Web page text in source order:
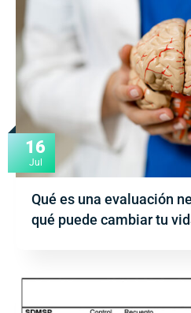
16
Jul
Qué es una evaluación
qué puede cambiar tu